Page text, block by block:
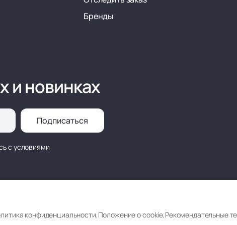
Бренды
и новинках
Подписаться
с условиями
конфиденциальности,Положение о cookie,Рекомендательные